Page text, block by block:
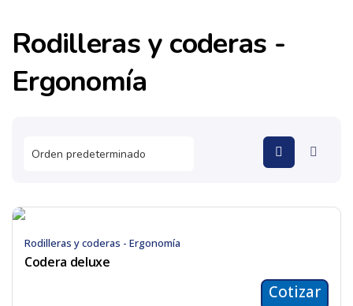
Rodilleras y coderas -
Ergonomía
Rodilleras y coderas - Ergonomía
Codera deluxe
Cotizar